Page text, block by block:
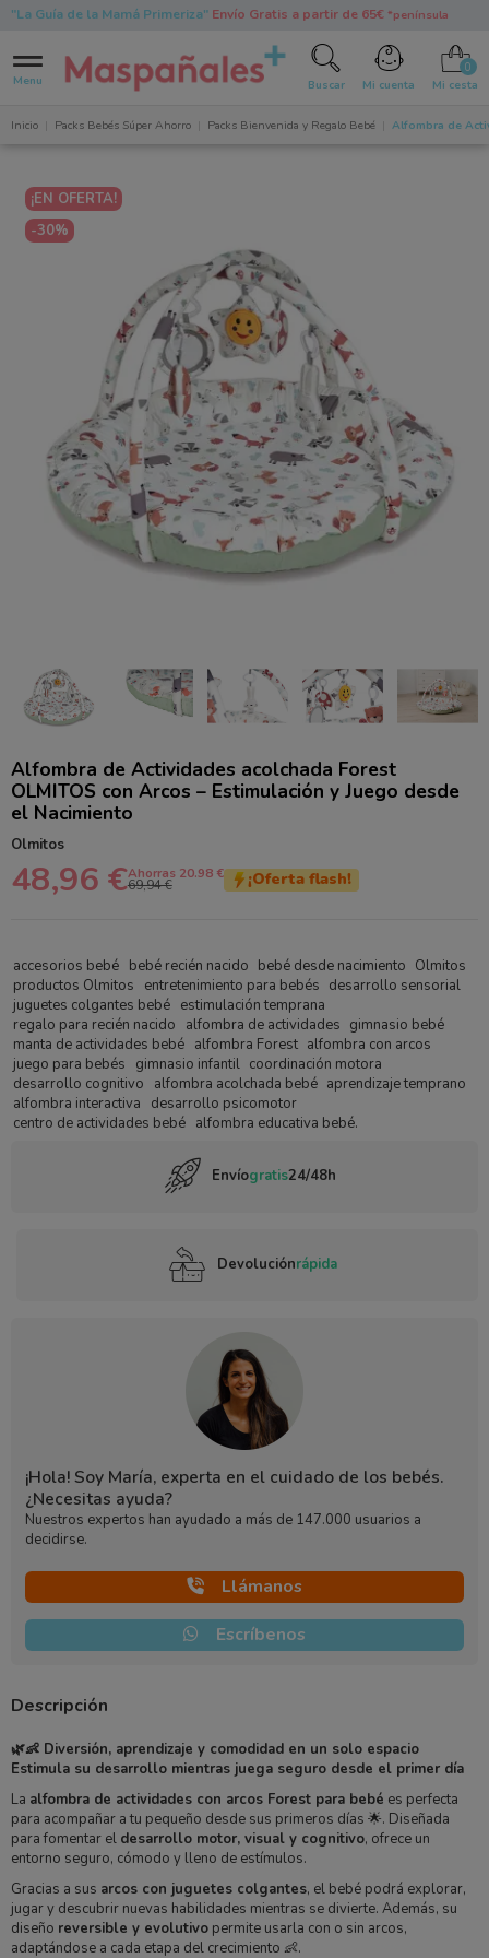
"La Guía de la Mamá Primeriza"Envío Gratis a partir de 65€ *península
Menu Buscar Mi cuenta Mi cesta
Inicio Packs Bebés Súper Ahorro Packs Bienvenida y Regalo Bebé Alfombra de
¡EN OFERTA!
-30%
Alfombra de Actividades acolchada Forest
OLMITOS con Arcos – Estimulación y Juego desde
el Nacimiento
Olmitos
48,96 €Ahorras 20.98 €
69,94 € ¡Oferta flash!
accesorios bebé bebé recién nacido bebé desde nacimiento Olmitos
productos Olmitos
entretenimiento para bebés desarrollo sensorial
juguetes colgantes bebé estimulación temprana
regalo para recién nacido
alfombra de actividades gimnasio bebé
manta de actividades bebé alfombra Forest alfombra con arcos
juego para bebés
gimnasio infantil coordinación motora
desarrollo cognitivo
alfombra acolchada bebé aprendizaje temprano
alfombra interactiva
desarrollo psicomotor
centro de actividades bebé alfombra educativa bebé.
Envíogratis24/48h
Devoluciónrápida
¡Hola! Soy María, experta en el cuidado de los bebés.
¿Necesitas ayuda?
Nuestros expertos han ayudado a más de 147.000 usuarios a
decidirse.
Llámanos
Escríbenos
Descripción
🌿👶 Diversión, aprendizaje y comodidad en un solo espacio
Estimula su desarrollo mientras juega seguro desde el primer día
La alfombra de actividades con arcos Forest para bebé es perfecta
para acompañar a tu pequeño desde sus primeros días 🌟. Diseñada
para fomentar el desarrollo motor, visual y cognitivo, ofrece un
entorno seguro, cómodo y lleno de estímulos.
Gracias a sus arcos con juguetes colgantes, el bebé podrá explorar,
jugar y descubrir nuevas habilidades mientras se divierte. Además, su
diseño reversible y evolutivopermite usarla con o sin arcos,
adaptándose a cada etapa del crecimiento 👶.